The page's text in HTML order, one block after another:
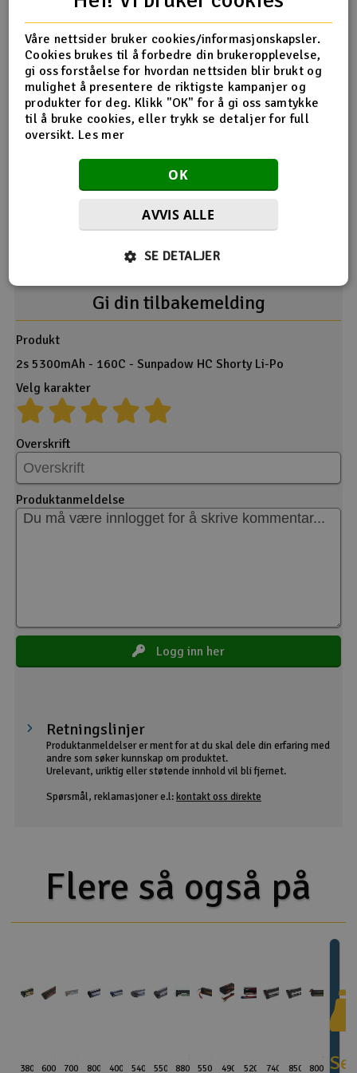
96x47x21.5mm
Kontakt:
5mm gull
Produktanmeldelser
Desverre ingen tilbakemeldinger på dette produktet enda.
Gi din tilbakemelding
Produkt
2s 5300mAh - 160C - Sunpadow HC Shorty Li-Po
Velg karakter
Overskrift
Produktanmeldelse
Logg inn her
Retningslinjer
Produktanmeldelser er ment for at du skal dele din erfaring med
andre som søker kunnskap om produktet.
Urelevant, uriktig eller støtende innhold vil bli fjernet.
Spørsmål, reklamasjoner e.l: kontakt oss direkte
Flere så også på
3800mAh -6000mAh7000mah8000mAh -4000mAh -5400mAh -5500mAh -8800mAh5500mAh4900mAh5200mAh7400mAh8500mAh
4s
8000mAh
Se
Våre nettsider bruker cookies/informasjonskapsler.
Cookies brukes til å forbedre din brukeropplevelse,
gi oss forståelse for hvordan nettsiden blir brukt og
mulighet å presentere de riktigste kampanjer og
produkter for deg. Klikk "OK" for å gi oss samtykke
til å bruke cookies, eller trykk se detaljer for full
oversikt. Les mer
OK
AVVIS ALLE
SE DETALJER